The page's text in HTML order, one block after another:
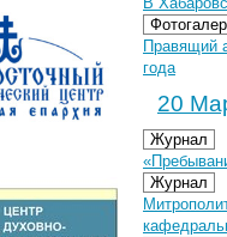
Правящий
года
20
Журнал
Журнал